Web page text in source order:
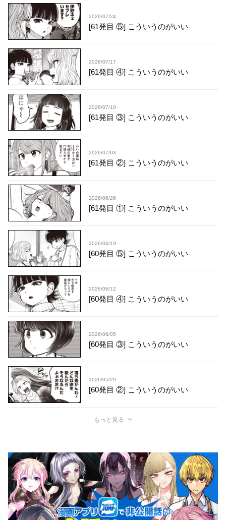
2026/07/24
[61発目 ⑤] こういうのがいい
2026/07/17
[61発目 ④] こういうのがいい
2026/07/10
[61発目 ③] こういうのがいい
2026/07/03
[61発目 ②] こういうのがいい
2026/06/26
[61発目 ①] こういうのがいい
2026/06/19
[60発目 ⑤] こういうのがいい
2026/06/12
[60発目 ④] こういうのがいい
2026/06/05
[60発目 ③] こういうのがいい
2026/05/29
[60発目 ②] こういうのがいい
もっと見る